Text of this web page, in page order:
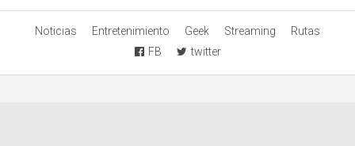
Noticias Entretenimiento Geek Streaming
Rutas
FB
twitter